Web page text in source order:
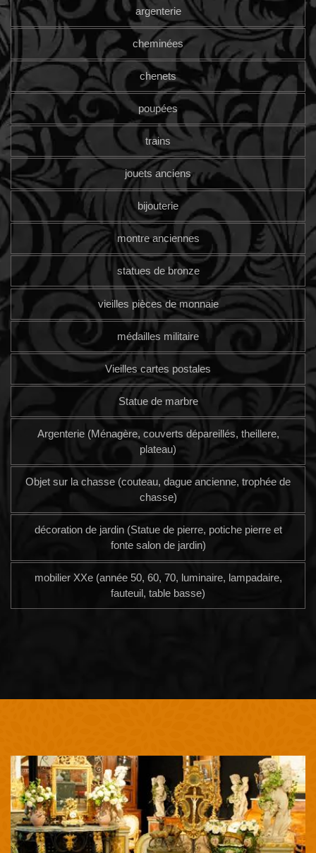
argenterie
cheminées
chenets
poupées
trains
jouets anciens
bijouterie
montre anciennes
statues de bronze
vieilles pièces de monnaie
médailles militaire
Vieilles cartes postales
Statue de marbre
Argenterie (Ménagère, couverts dépareillés, theillere,
plateau)
Objet sur la chasse (couteau, dague ancienne, trophée de
chasse)
décoration de jardin (Statue de pierre, potiche pierre et
fonte salon de jardin)
mobilier XXe (année 50, 60, 70, luminaire, lampadaire,
fauteuil, table basse)